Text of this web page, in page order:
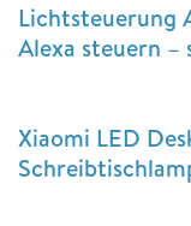
Lichtsteuerung
Alexa steuern –
Xiaomi LED